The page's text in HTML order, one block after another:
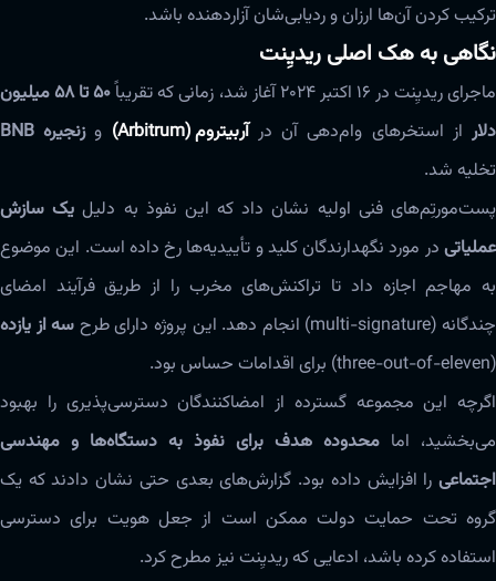
ترکیب کردن آن‌ها ارزان و ردیابی‌شان آزاردهنده باشد.
نگاهی به هک اصلی ریدیِنت
ماجرای ریدیِنت در ۱۶ اکتبر ۲۰۲۴ آغاز شد، زمانی که تقریباً
۵۰ تا ۵۸ میلیون
دلاراز استخرهای وام‌دهی آن درآربیتروم (Arbitrum) وزنجیره BNB
تخلیه شد.
پست‌مورتِم‌های فنی اولیه نشان داد که این نفوذ به دلیل یک سازش
عملیاتی در مورد نگهدارندگان کلید و تأییدیه‌ها رخ داده است. این موضوع
به مهاجم اجازه داد تا تراکنش‌های مخرب را از طریق فرآیند امضای
چندگانه (multi-signature) انجام دهد. این پروژه دارای طرح
سه از یازده
(three-out-of-eleven) برای اقدامات حساس بود.
اگرچه این مجموعه گسترده از امضاکنندگان دسترسی‌پذیری را بهبود
می‌بخشید، اما محدوده هدف برای نفوذ به دستگاه‌ها و مهندسی
اجتماعی را افزایش داده بود. گزارش‌های بعدی حتی نشان دادند که یک
گروه تحت حمایت دولت ممکن است از جعل هویت برای دسترسی
استفاده کرده باشد، ادعایی که ریدیِنت نیز مطرح کرد.